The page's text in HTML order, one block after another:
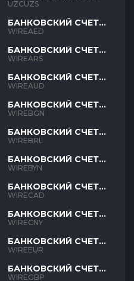
UZCUZS
БАНКОВСКИЙ СЧЕТ
AED
WIREAED
БАНКОВСКИЙ СЧЕТ
ARS
WIREARS
БАНКОВСКИЙ СЧЕТ
AUD
WIREAUD
БАНКОВСКИЙ СЧЕТ
BGN
WIREBGN
БАНКОВСКИЙ СЧЕТ
BRL
WIREBRL
БАНКОВСКИЙ СЧЕТ
BYN
WIREBYN
БАНКОВСКИЙ СЧЕТ
CAD
WIRECAD
БАНКОВСКИЙ СЧЕТ
CNY
WIRECNY
БАНКОВСКИЙ СЧЕТ
EUR
WIREEUR
БАНКОВСКИЙ СЧЕТ
GBP
WIREGBP